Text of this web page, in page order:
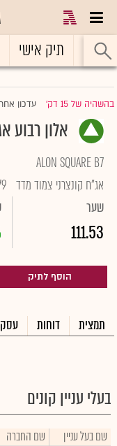
ראשי תיק אישי
בהשהיה של 15 דק' |עדכון
אלון רבוע
ALON SQUARE B7
אג"ח קונצרני צמוד מדד
שער
111.53
הוסף לתיק
תמצית דוחות
בעלי עניין קונים
שם בעל עניין שם החברה